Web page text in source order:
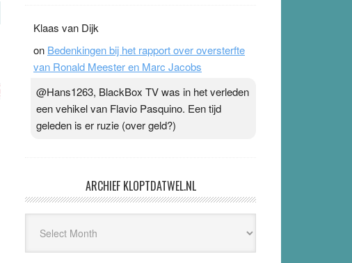
Klaas van Dijk
on Bedenkingen bij het rapport over oversterfte
van Ronald Meester en Marc Jacobs
@Hans1263, BlackBox TV was in het verleden
een vehikel van Flavio Pasquino. Een tijd
geleden is er ruzie (over geld?)
ARCHIEF KLOPTDATWEL.NL
Kloptdatwel.nl